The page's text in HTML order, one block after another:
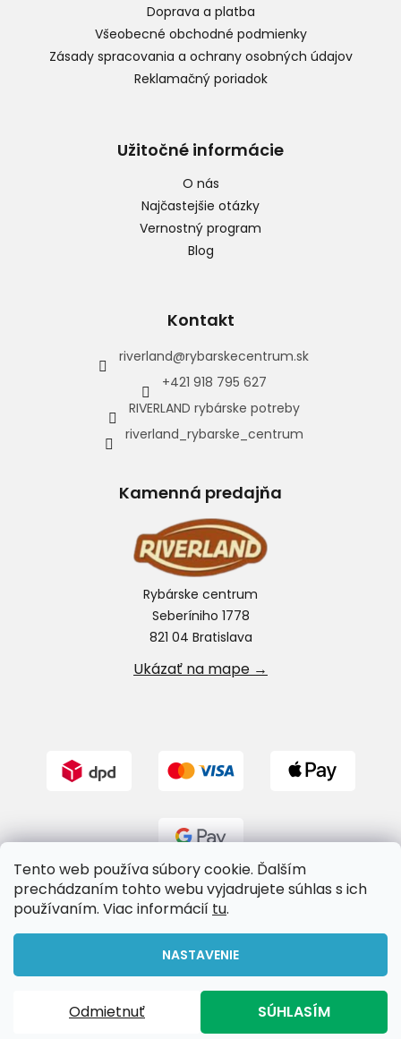
Tento web používa súbory cookie. Ďalším
prechádzaním tohto webu vyjadrujete súhlas s ich
používaním. Viac informácií tu.
NASTAVENIE
Odmietnuť SÚHLASÍM
Doprava a platba
Všeobecné obchodné podmienky
Zásady spracovania a ochrany osobných údajov
Reklamačný poriadok
Užitočné informácie
O nás
Najčastejšie otázky
Vernostný program
Blog
Kontakt
riverland@rybarskecentrum.sk
+421 918 795 627
RIVERLAND rybárske potreby
riverland_rybarske_centrum
Kamenná predajňa
Rybárske centrum
Seberíniho 1778
821 04 Bratislava
Ukázať na mape →
Riverland.sk. Všetky práva vyhradené.
Upraviť nastavenie cookies